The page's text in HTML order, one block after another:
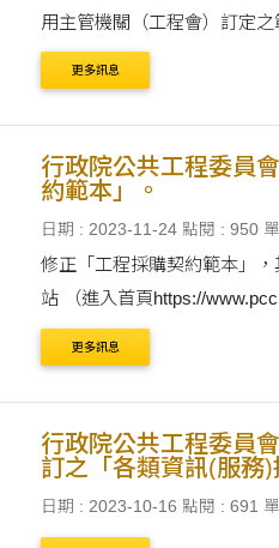
用主管機關（工程會）訂定之範本為
動部112年7月20日勞動關2字
政府機關(構)運用勞務承攬參
更多訊息
行政院公共工程委員
約範本」。
日期 : 2023-11-24 點閱 : 950
修正「工程採購契約範本」
站 （進入首頁https://
招標相關文件及表格）
更多訊息
行政院公共工程委員
訂之「各類資訊(服務
全基本要求參考一覽
作 業指引」
日期 : 2023-10-16 點閱 : 691